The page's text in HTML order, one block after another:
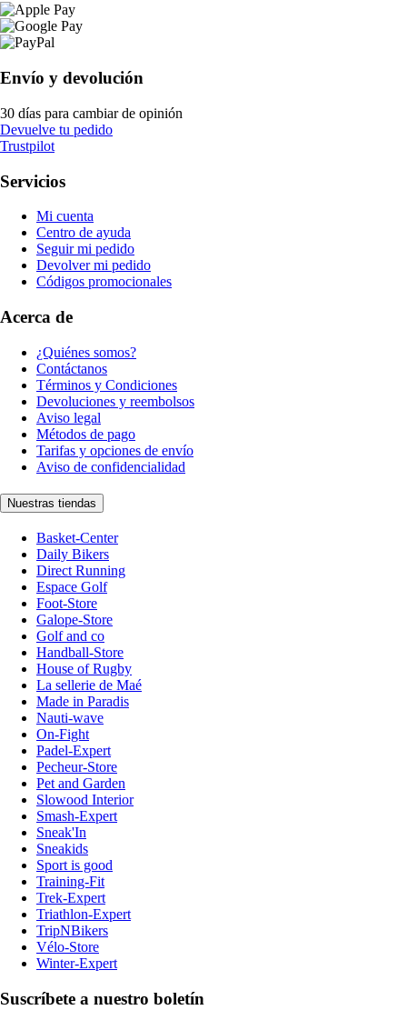
Envío y devolución
30 días para cambiar de opinión
Devuelve tu pedido
Trustpilot
Servicios
Mi cuenta
Centro de ayuda
Seguir mi pedido
Devolver mi pedido
Códigos promocionales
Acerca de
¿Quiénes somos?
Contáctanos
Términos y Condiciones
Devoluciones y reembolsos
Aviso legal
Métodos de pago
Tarifas y opciones de envío
Aviso de confidencialidad
Nuestras tiendas
Basket-Center
Daily Bikers
Direct Running
Espace Golf
Foot-Store
Galope-Store
Golf and co
Handball-Store
House of Rugby
La sellerie de Maé
Made in Paradis
Nauti-wave
On-Fight
Padel-Expert
Pecheur-Store
Pet and Garden
Slowood Interior
Smash-Expert
Sneak'In
Sneakids
Sport is good
Training-Fit
Trek-Expert
Triathlon-Expert
TripNBikers
Vélo-Store
Winter-Expert
Suscríbete a nuestro boletín